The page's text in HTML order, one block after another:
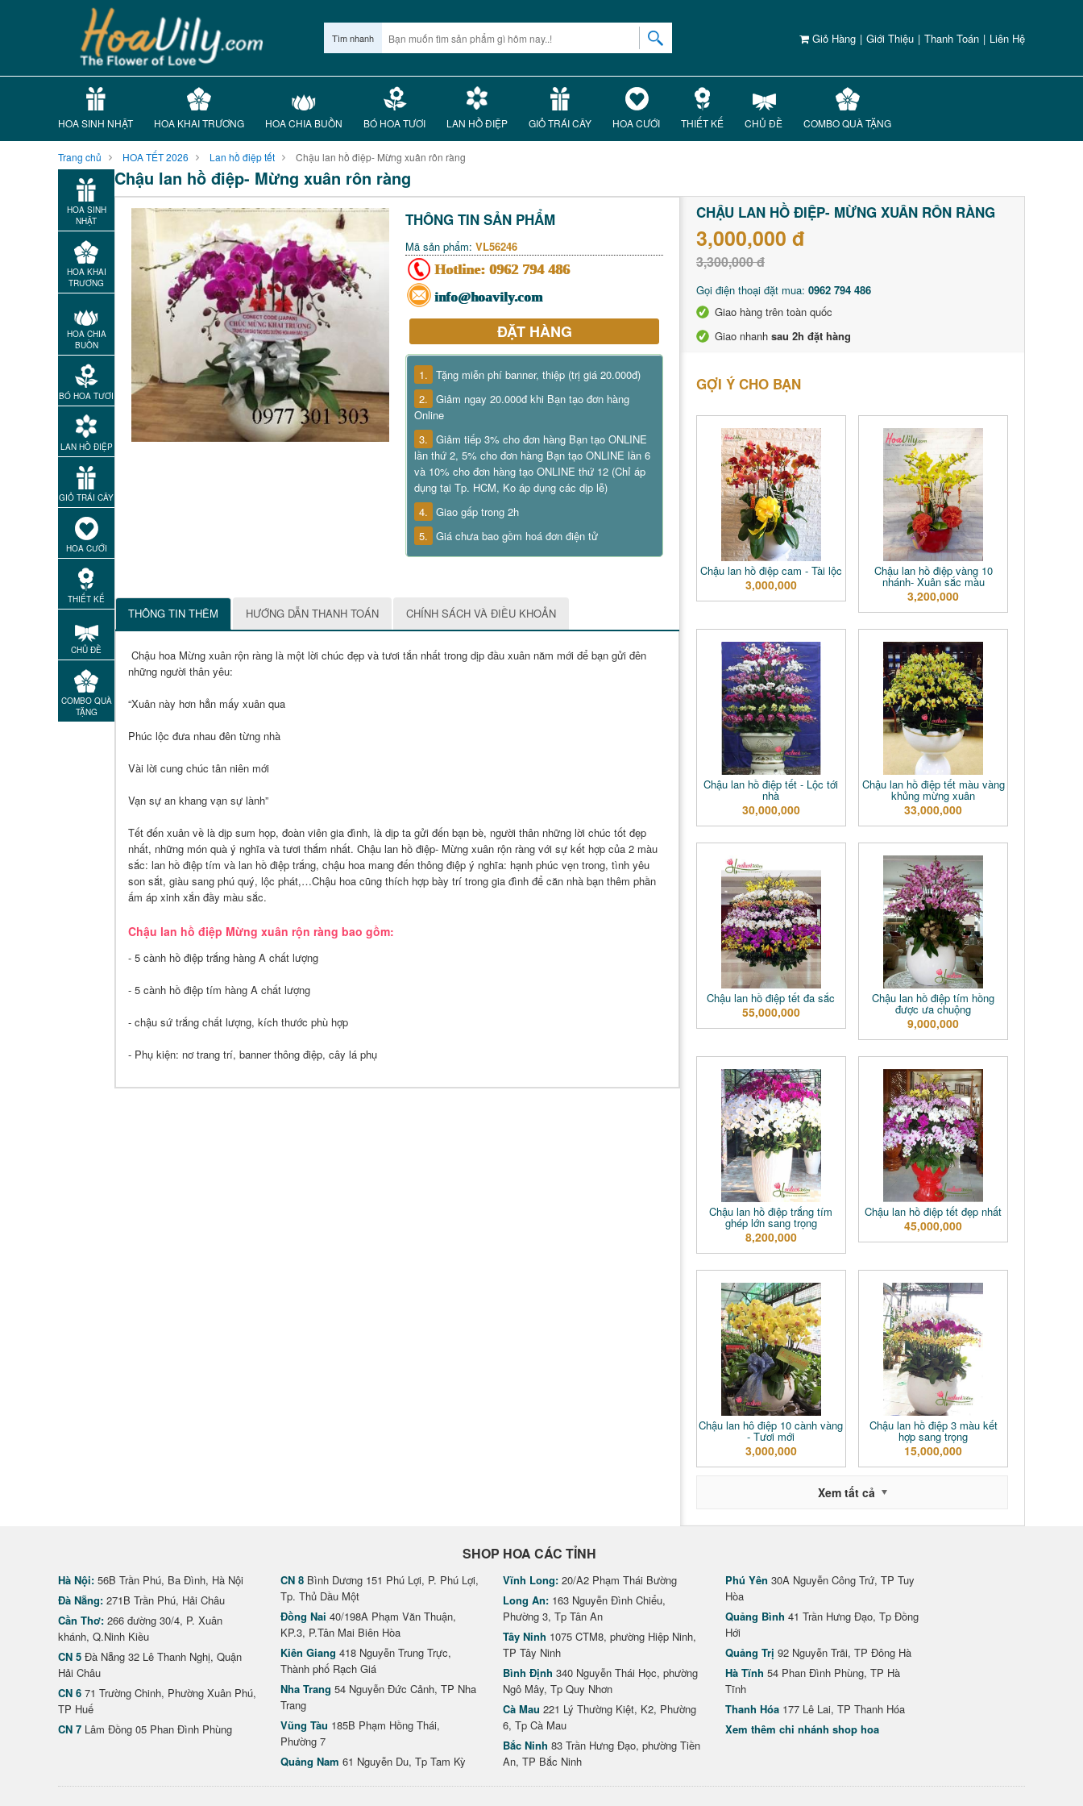
Giỏ Hàng | Giới Thiệu | Thanh Toán | Liên Hệ
Tìm nhanh
HOA SINH NHẬT HOA KHAI TRƯƠNG HOA CHIA BUỒN BÓ HOA TƯƠI LAN HỒ ĐIỆP GIỎ TRÁI CÂY HOA CƯỚI THIẾT KẾ CHỦ ĐỀ COMBO QUÀ TẶNG
Trang chủ HOA TẾT 2026 Lan hồ điệp tết Chậu lan hồ điệp- Mừng xuân rôn ràng
HOA SINH
NHẬT
HOA KHAI
TRƯƠNG
HOA CHIA
BUỒN
BÓ HOA TƯƠI
LAN HỒ ĐIỆP
GIỎ TRÁI CÂY
HOA CƯỚI
THIẾT KẾ
CHỦ ĐỀ
COMBO QUÀ
TẶNG
Chậu lan hồ điệp- Mừng xuân rôn ràng
THÔNG TIN SẢN PHẨM
Mã sản phẩm: VL56246
Hotline: 0962 794 486
info@hoavily.com
ĐẶT HÀNG
1. Tặng miễn phí banner, thiệp (trị giá 20.000đ)
2. Giảm ngay 20.000đ khi Bạn tạo đơn hàng
Online
3. Giảm tiếp 3% cho đơn hàng Bạn tạo ONLINE
lần thứ 2, 5% cho đơn hàng Bạn tạo ONLINE lần 6
và 10% cho đơn hàng tạo ONLINE thứ 12 (Chỉ áp
dụng tại Tp. HCM, Ko áp dụng các dịp lễ)
4. Giao gấp trong 2h
5. Giá chưa bao gồm hoá đơn điện tử
THÔNG TIN THÊM HƯỚNG DẪN THANH TOÁN CHÍNH SÁCH VÀ ĐIỀU KHOẢN
Chậu hoa Mừng xuân rộn ràng là một lời chúc đẹp và tươi tắn nhất trong dịp đầu xuân năm mới để bạn gửi đên
những người thân yêu:
“Xuân này hơn hẳn mấy xuân qua
Phúc lộc đưa nhau đên từng nhà
Vài lời cung chúc tân niên mới
Vạn sự an khang vạn sự lành”
Tết đến xuân về là dịp sum họp, đoàn viên gia đình, là dịp ta gửi đến bạn bè, người thân những lời chúc tốt đẹp
nhất, những món quà ý nghĩa và tươi thắm nhất. Chậu lan hồ điệp- Mừng xuân rộn ràng với sự kết hợp của 2 màu
sắc: lan hồ điệp tím và lan hồ điệp trắng, chậu hoa mang đến thông điệp ý nghĩa: hạnh phúc vẹn trong, tình yêu
son sắt, giàu sang phú quý, lộc phát,…Chậu hoa cũng thích hợp bày trí trong gia đình để căn nhà bạn thêm phần
ấm áp xinh xắn đầy màu sắc.
Chậu lan hồ điệp Mừng xuân rộn ràng bao gồm:
- 5 cành hồ điệp trắng hàng A chất lượng
- 5 cành hồ điệp tím hàng A chất lượng
- chậu sứ trắng chất lượng, kích thước phù hợp
- Phụ kiện: nơ trang trí, banner thông điệp, cây lá phụ
CHẬU LAN HỒ ĐIỆP- MỪNG XUÂN RÔN RÀNG
3,000,000 đ
3,300,000 đ
Gọi điện thoại đặt mua: 0962 794 486
Giao hàng trên toàn quốc
Giao nhanh sau 2h đặt hàng
GỢI Ý CHO BẠN
Chậu lan hồ điệp cam - Tài lộc
3,000,000
Chậu lan hồ điệp vàng 10
nhánh- Xuân sắc màu
3,200,000
Chậu lan hồ điệp tết - Lộc tới
nhà
30,000,000
Chậu lan hồ điệp tết màu vàng
khủng mừng xuân
33,000,000
Chậu lan hồ điệp tết đa sắc
55,000,000
Chậu lan hồ điệp tím hồng
được ưa chuộng
9,000,000
Chậu lan hồ điệp trắng tím
ghép lớn sang trọng
8,200,000
Chậu lan hồ điệp tết đẹp nhất
45,000,000
Chậu lan hô điệp 10 cành vàng
- Tươi mới
3,000,000
Chậu lan hồ điệp 3 màu kết
hợp sang trọng
15,000,000
Xem tất cả
SHOP HOA CÁC TỈNH
Hà Nội: 56B Trần Phú, Ba Đình, Hà Nội
Đà Nẵng: 271B Trần Phú, Hải Châu
Cần Thơ: 266 đường 30/4, P. Xuân
khánh, Q.Ninh Kiều
CN 5 Đà Nẵng 32 Lê Thanh Nghị, Quận
Hải Châu
CN 6 71 Trường Chinh, Phường Xuân Phú,
TP Huế
CN 7 Lâm Đồng 05 Phan Đình Phùng
CN 8 Bình Dương 151 Phú Lợi, P. Phú Lợi,
Tp. Thủ Dầu Một
Đồng Nai 40/198A Phạm Văn Thuận,
KP.3, P.Tân Mai Biên Hòa
Kiên Giang 418 Nguyễn Trung Trực,
Thành phố Rạch Giá
Nha Trang 54 Nguyễn Đức Cảnh, TP Nha
Trang
Vũng Tàu 185B Phạm Hồng Thái,
Phường 7
Quảng Nam 61 Nguyễn Du, Tp Tam Kỳ
Vĩnh Long: 20/A2 Phạm Thái Bường
Long An: 163 Nguyễn Đình Chiểu,
Phường 3, Tp Tân An
Tây Ninh 1075 CTM8, phường Hiệp Ninh,
TP Tây Ninh
Bình Định 340 Nguyễn Thái Học, phường
Ngô Mây, Tp Quy Nhơn
Cà Mau 221 Lý Thường Kiệt, K2, Phường
6, Tp Cà Mau
Bắc Ninh 83 Trần Hưng Đạo, phường Tiền
An, TP Bắc Ninh
Phú Yên 30A Nguyễn Công Trứ, TP Tuy
Hòa
Quảng Bình 41 Trần Hưng Đạo, Tp Đồng
Hới
Quảng Trị 92 Nguyễn Trãi, TP Đông Hà
Hà Tĩnh 54 Phan Đình Phùng, TP Hà
Tĩnh
Thanh Hóa 177 Lê Lai, TP Thanh Hóa
Xem thêm chi nhánh shop hoa